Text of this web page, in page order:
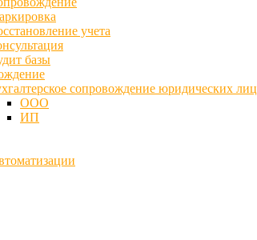
учета
базы
сопровождение юридических лиц
ООО
ИП